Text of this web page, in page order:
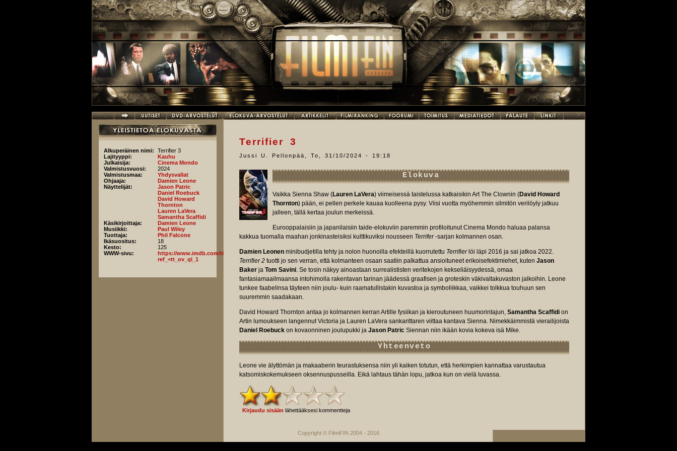
Alkuperäinen nimi:
Terrifier 3
Lajityyppi:
Kauhu
Julkaisija:
Cinema Mondo
Valmistusvuosi:
2024
Valmistusmaa:
Yhdysvallat
Ohjaaja:
Damien Leone
Näyttelijät:
Jason Patric
Daniel Roebuck
David Howard
Thornton
Lauren LaVera
Samantha Scaffidi
Käsikirjoittaja:
Damien Leone
Musiikki:
Paul Wiley
Tuottaja:
Phil Falcone
Ikäsuositus:
18
Kesto:
125
WWW-sivu:
https://www.imdb.com/title/tt27911000/fullcredits/?
ref_=tt_ov_ql_1
Terrifier 3
Jussi U. Pellonpää To, 31/10/2024 - 19:18
Elokuva
Vaikka Sienna Shaw (Lauren LaVera) viimeisessä taistelussa katkaisikin Art The Clownin (David Howard
Thornton) pään, ei pellen perkele kauaa kuolleena pysy. Viisi vuotta myöhemmin silmitön verilöyly jatkuu
jalleen, tällä kertaa joulun merkeissä.
Eurooppalaisiin ja japanilaisiin taide-elokuviin paremmin profiloitunut Cinema Mondo haluaa palansa
kakkua tuomalla maahan jonkinasteisiksi kulttikuviksi nousseen Terrifer-sarjan kolmannen osan.
Damien Leonen minibudjetilla tehty ja nolon huonoilla efekteillä kuorrutettu Terrifierlöi läpi 2016 ja sai jatkoa 2022.
Terrifier 2 tuotti jo sen verran, että kolmanteen osaan saatiin palkattua ansioituneet erikoisefektimiehet, kuten Jason
Baker ja Tom Savini. Se tosin näkyy ainoastaan surrealististen veritekojen kekseliäisyydessä, omaa
fantasiamaailmaansa intohimolla rakentavan tarinan jäädessä graafisen ja groteskin väkivaltakuvaston jalkoihin. Leone
tunkee faabelinsa täyteen niin joulu- kuin raamatullistakin kuvastoa ja symboliikkaa, vaikkei tolkkua touhuun sen
suuremmin saadakaan.
David Howard Thornton antaa jo kolmannen kerran Artille fysiikan ja kieroutuneen huumorintajun, Samantha Scaffidi on
Artin lumoukseen langennut Victoria ja Lauren LaVera sankarittaren viittaa kantava Sienna. Nimekkäimmistä vierailijoista
Daniel Roebuck on kovaonninen joulupukki ja Jason Patric Siennan niin ikään kovia kokeva isä Mike.
Yhteenveto
Leone vie älyttömän ja makaaberin teurastuksensa niin yli kaiken totutun, että herkimpien kannattaa varustautua
katsomiskokemukseen oksennuspusseilla. Eikä lahtaus tähän lopu, jatkoa kun on vielä luvassa.
Kirjaudu sisään lähettääksesi kommentteja
Copyright © FilmiFIN 2004 - 2016